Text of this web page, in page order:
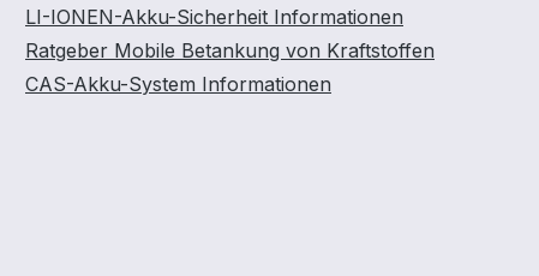
LI-IONEN-Akku-Sicherheit Informationen
Ratgeber Mobile Betankung von Kraftstoffen
CAS-Akku-System Informationen